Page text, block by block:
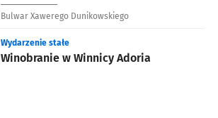
Bulwar Xawerego Dunikowskiego
Winobranie w Winnicy Adoria
Wydarzenie stałe